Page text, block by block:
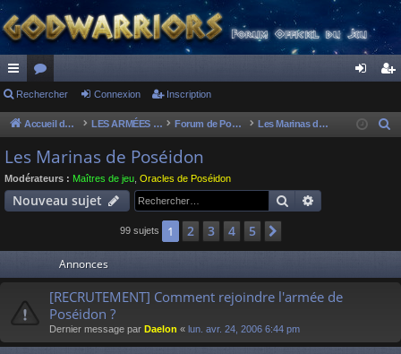
ac
co
ur
ci
or
u
m
s
ne cri
Rechercher Connexion Inscription
Accueil du forum LES ARMÉES DIVINES - FORUMS DE CLAN Forum de Poséidon Les Marinas de Poséidon
e
Les Marinas de Poséidon
Modérateurs : Maîtres de jeu Oracles de Poséidon
Nouveau sujet Rechercher
99 sujets 1 2 3 4 5
Annonces
[RECRUTEMENT] Comment rejoindre l'armée de
Poséidon ?
Dernier message par Daelon « lun. avr. 24, 2006 6:44 pm